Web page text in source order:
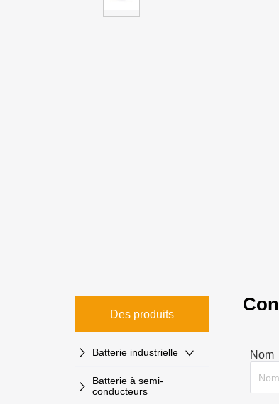
Des produits
Batterie industrielle
Batterie à semi-
conducteurs
Nom